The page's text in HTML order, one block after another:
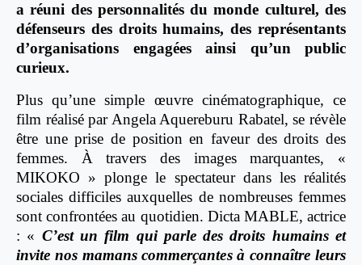
a réuni des personnalités du monde culturel, des
défenseurs des droits humains, des représentants
d’organisations engagées ainsi qu’un public
curieux.
Plus qu’une simple œuvre cinématographique, ce
film réalisé par Angela Aquereburu Rabatel, se révèle
être une prise de position en faveur des droits des
femmes. À travers des images marquantes, «
MIKOKO » plonge le spectateur dans les réalités
sociales difficiles auxquelles de nombreuses femmes
sont confrontées au quotidien. Dicta MABLE, actrice
: « C’est un film qui parle des droits humains et
invite nos mamans commerçantes à connaître leurs